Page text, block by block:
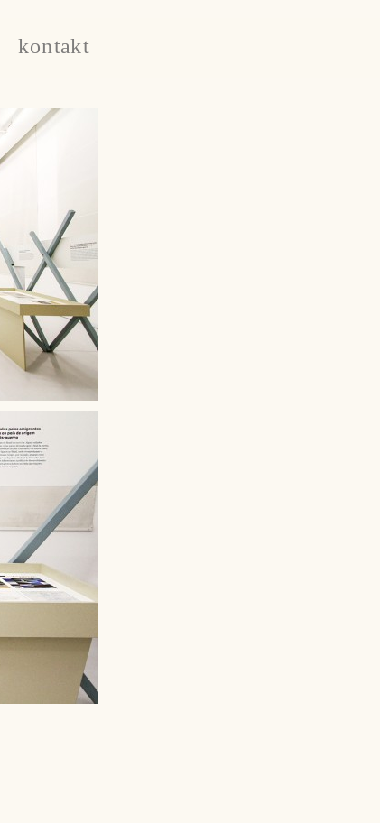
kontakt